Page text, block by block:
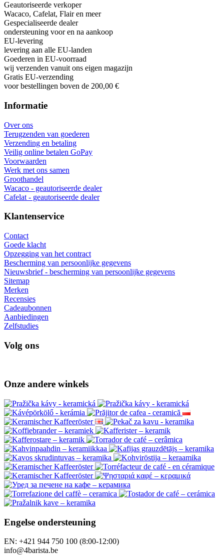
Geautoriseerde verkoper
Wacaco, Cafelat, Flair en meer
Gespecialiseerde dealer
ondersteuning voor en na aankoop
EU-levering
levering aan alle EU-landen
Goederen in EU-voorraad
wij verzenden vanuit ons eigen magazijn
Gratis EU-verzending
voor bestellingen boven de 200,00 €
Informatie
Over ons
Terugzenden van goederen
Verzending en betaling
Veilig online betalen GoPay
Voorwaarden
Werk met ons samen
Groothandel
Wacaco - geautoriseerde dealer
Cafelat - geautoriseerde dealer
Klantenservice
Contact
Goede klacht
Opzegging van het contract
Bescherming van persoonlijke gegevens
Nieuwsbrief - bescherming van persoonlijke gegevens
Sitemap
Merken
Recensies
Cadeaubonnen
Aanbiedingen
Zelfstudies
Volg ons
Onze andere winkels
Engelse ondersteuning
EN: +421 944 750 100 (8:00-12:00)
info@4barista.be